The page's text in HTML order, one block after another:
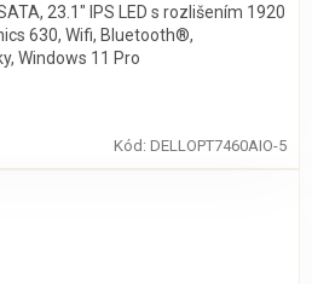
23.1″ IPS LED s rozlišením 1920
630, Wifi, Bluetooth®,
Windows 11 Pro
Kód: DELLOPT7460AIO-5